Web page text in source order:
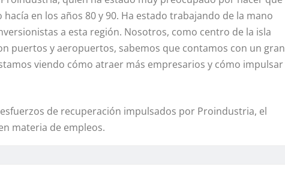
en los años 80 y 90. Ha estado trabajando de la mano
a esta región. Nosotros, como centro de la isla
puertos y aeropuertos, sabemos que contamos con un gran
viendo cómo atraer más empresarios y cómo impulsar
de recuperación impulsados por Proindustria, el
materia de empleos.